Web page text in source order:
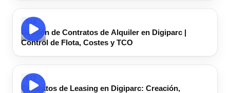
#18
Gestión de Contratos de Alquiler en Digiparc |
Control de Flota, Costes y TCO
#17
Contratos de Leasing en Digiparc: Creación,